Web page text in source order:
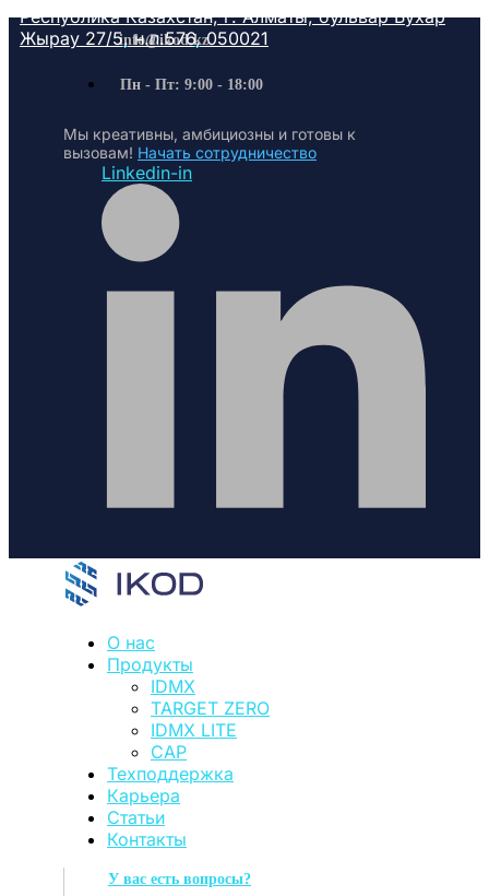
info@ikod.kz
Пн - Пт: 9:00 - 18:00
Мы креативны, амбициозны и готовы к
вызовам! Начать сотрудничество
Linkedin-in
О нас
Продукты
IDMX
TARGET ZERO
IDMX LITE
CAP
Техподдержка
Карьера
Статьи
Контакты
У вас есть вопросы?
Республика Казахстан, г. Алматы, бульвар Бухар
Жырау 27/5, н.п.576, 050021